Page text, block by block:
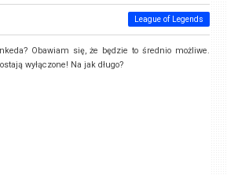
League of Legends
Obawiam się, że będzie to średnio możliwe.
wyłączone! Na jak długo?